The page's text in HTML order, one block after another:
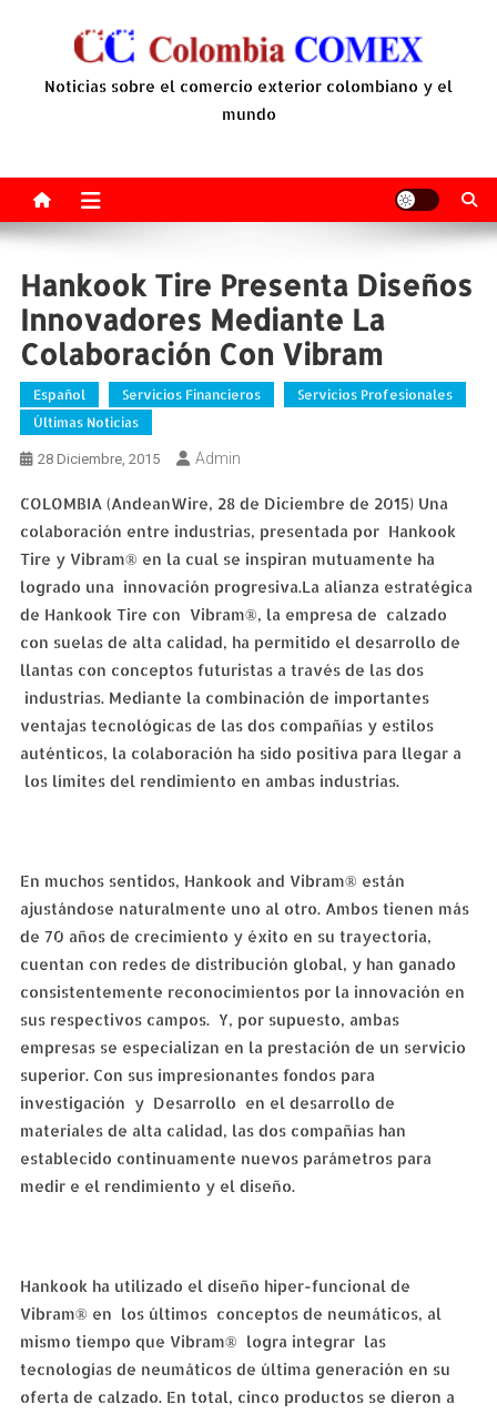
Noticias sobre el comercio exterior colombiano y el
mundo
Hankook Tire Presenta Diseños
Innovadores Mediante La
Colaboración Con Vibram
Español Servicios Financieros
Servicios Profesionales
Últimas Noticias
28 Diciembre, 2015 Admin
COLOMBIA (AndeanWire, 28 de Diciembre de 2015) Una
colaboración entre industrias, presentada por Hankook
Tire y Vibram® en la cual se inspiran mutuamente ha
logrado una innovación progresiva.La alianza estratégica
de Hankook Tire con Vibram®, la empresa de calzado
con suelas de alta calidad, ha permitido el desarrollo de
llantas con conceptos futuristas a través de las dos
industrias. Mediante la combinación de importantes
ventajas tecnológicas de las dos compañías y estilos
auténticos, la colaboración ha sido positiva para llegar a
los límites del rendimiento en ambas industrias.
En muchos sentidos, Hankook and Vibram® están
ajustándose naturalmente uno al otro. Ambos tienen más
de 70 años de crecimiento y éxito en su trayectoria,
cuentan con redes de distribución global, y han ganado
consistentemente reconocimientos por la innovación en
sus respectivos campos. Y, por supuesto, ambas
empresas se especializan en la prestación de un servicio
superior. Con sus impresionantes fondos para
investigación y Desarrollo en el desarrollo de
materiales de alta calidad, las dos compañías han
establecido continuamente nuevos parámetros para
medir e el rendimiento y el diseño.
Hankook ha utilizado el diseño hiper-funcional de
Vibram® en los últimos conceptos de neumáticos, al
mismo tiempo que Vibram® logra integrar las
tecnologías de neumáticos de última generación en su
oferta de calzado. En total, cinco productos se dieron a